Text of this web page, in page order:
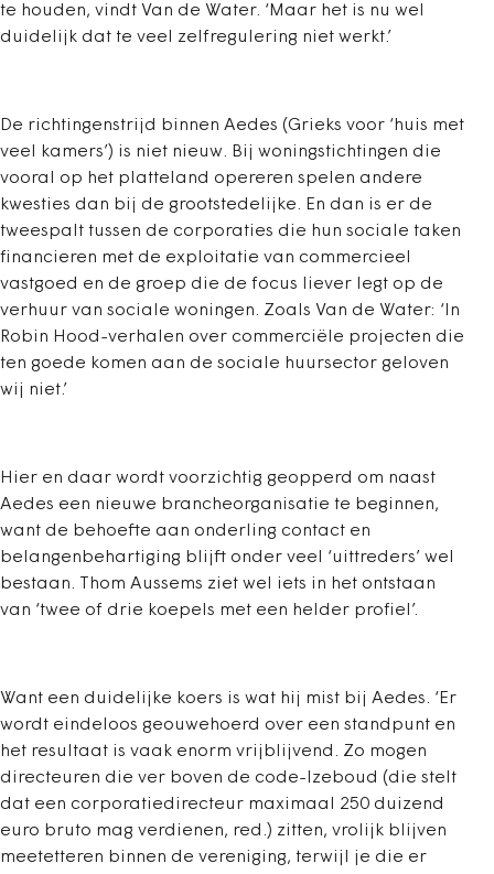
te houden, vindt Van de Water. ‘Maar het is nu wel
duidelijk dat te veel zelfregulering niet werkt.’
De richtingenstrijd binnen Aedes (Grieks voor ‘huis met
veel kamers’) is niet nieuw. Bij woningstichtingen die
vooral op het platteland opereren spelen andere
kwesties dan bij de grootstedelijke. En dan is er de
tweespalt tussen de corporaties die hun sociale taken
financieren met de exploitatie van commercieel
vastgoed en de groep die de focus liever legt op de
verhuur van sociale woningen. Zoals Van de Water: ‘In
Robin Hood-verhalen over commerciële projecten die
ten goede komen aan de sociale huursector geloven
wij niet.’
Hier en daar wordt voorzichtig geopperd om naast
Aedes een nieuwe brancheorganisatie te beginnen,
want de behoefte aan onderling contact en
belangenbehartiging blijft onder veel ‘uittreders’ wel
bestaan. Thom Aussems ziet wel iets in het ontstaan
van ‘twee of drie koepels met een helder profiel’.
Want een duidelijke koers is wat hij mist bij Aedes. ‘Er
wordt eindeloos geouwehoerd over een standpunt en
het resultaat is vaak enorm vrijblijvend. Zo mogen
directeuren die ver boven de code-Izeboud (die stelt
dat een corporatiedirecteur maximaal 250 duizend
euro bruto mag verdienen, red.) zitten, vrolijk blijven
meetetteren binnen de vereniging, terwijl je die er